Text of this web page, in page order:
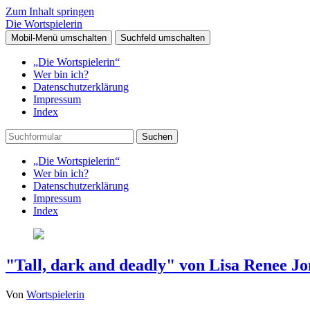
Zum Inhalt springen
Die Wortspielerin
Mobil-Menü umschalten Suchfeld umschalten
„Die Wortspielerin“
Wer bin ich?
Datenschutzerklärung
Impressum
Index
Suchen
„Die Wortspielerin“
Wer bin ich?
Datenschutzerklärung
Impressum
Index
"Tall, dark and deadly" von Lisa Renee
Von Wortspielerin